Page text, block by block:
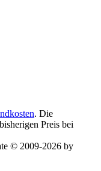
. Die
Preis bei
© 2009-2026 by